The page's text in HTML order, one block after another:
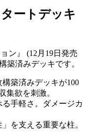
ートデッキ
ン』 (12月19日発売
築済みデッキです。
築済みデッキが100
集欲を刺激。
手軽さ。ダメージカ
を支える重要な柱。